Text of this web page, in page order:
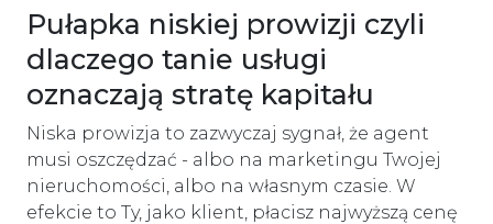
Pułapka niskiej prowizji czyli
dlaczego tanie usługi
oznaczają stratę kapitału
Niska prowizja to zazwyczaj sygnał, że agent
musi oszczędzać - albo na marketingu Twojej
nieruchomości, albo na własnym czasie. W
efekcie to Ty, jako klient, płacisz najwyższą cenę